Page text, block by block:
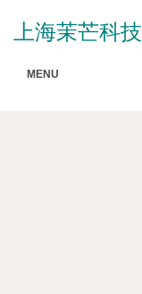
上海茉芒科
MENU